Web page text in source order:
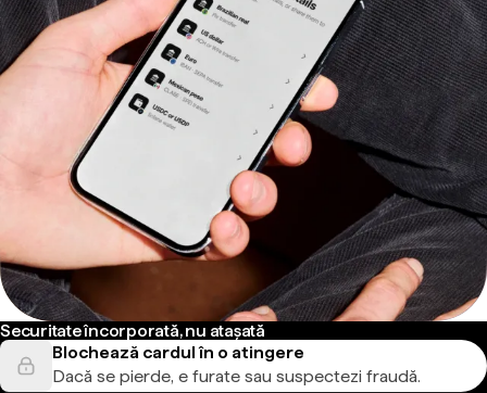
Securitate încorporată, nu atașată
Blochează cardul în o atingere
Dacă se pierde, e furate sau suspectezi fraudă.